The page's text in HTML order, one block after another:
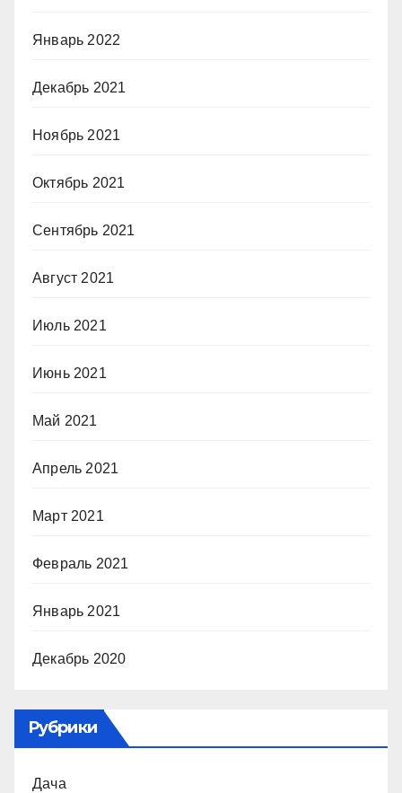
Январь 2022
Декабрь 2021
Ноябрь 2021
Октябрь 2021
Сентябрь 2021
Август 2021
Июль 2021
Июнь 2021
Май 2021
Апрель 2021
Март 2021
Февраль 2021
Январь 2021
Декабрь 2020
Рубрики
Дача